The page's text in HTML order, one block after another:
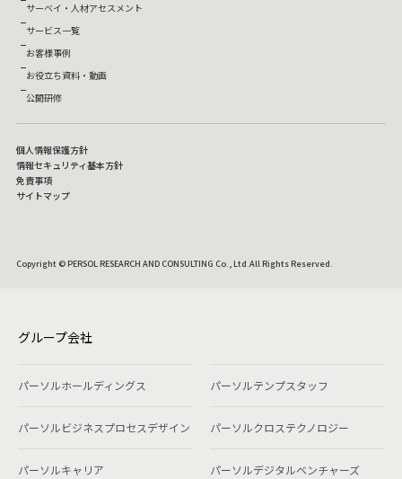
サーベイ・人材アセスメント
サービス一覧
お客様事例
お役立ち資料・動画
公開研修
Copyright © PERSOL RESEARCH AND CONSULTING Co., Ltd.All Rights Reserved.
個人情報保護方針
情報セキュリティ基本方針
免責事項
サイトマップ
グループ会社
パーソルホールディングス パーソルテンプスタッフ
パーソルビジネスプロセスデザイン パーソルクロステクノロジー
パーソルキャリア パーソルデジタルベンチャーズ